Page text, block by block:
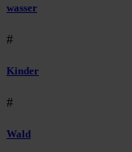
wasser
#
Kinder
#
Wald